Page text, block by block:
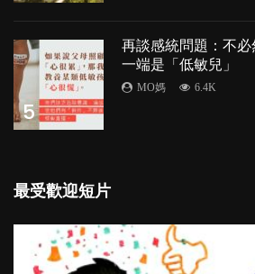
5
再談感統問題：不
一端是「低敏兒」
MO媽 6.4K
最受歡迎短片